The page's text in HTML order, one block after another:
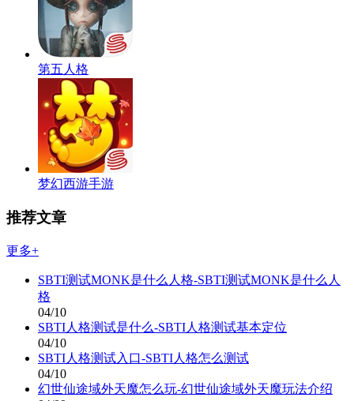
第五人格
梦幻西游手游
推荐文章
更多+
SBTI测试MONK是什么人格-SBTI测试MONK是什么人
格
04/10
SBTI人格测试是什么-SBTI人格测试基本定位
04/10
SBTI人格测试入口-SBTI人格怎么测试
04/10
幻世仙途域外天魔怎么玩-幻世仙途域外天魔玩法介绍